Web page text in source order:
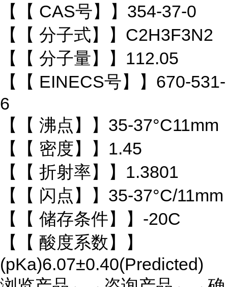
【【 CAS号】】354-37-0
【【 分子式】】C2H3F3N2
【【 分子量】】112.05
【【 EINECS号】】670-531-
6
【【 沸点】】35-37°C11mm
【【 密度】】1.45
【【 折射率】】1.3801
【【 闪点】】35-37°C/11mm
【【 储存条件】】-20C
【【 酸度系数】】
(pKa)6.07±0.40(Predicted)